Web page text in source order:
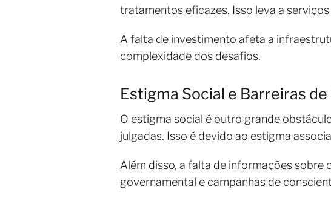
tratamentos eficazes. Isso leva a
A falta de investimento afeta a
complexidade dos desafios.
Estigma Social e Barreiras
O estigma social é outro grande
julgadas. Isso é devido ao estigma
Além disso, a falta de informações sobre
governamental e campanhas de